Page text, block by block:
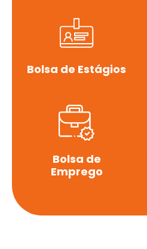
Bolsa de Estágios
Bolsa de
Emprego